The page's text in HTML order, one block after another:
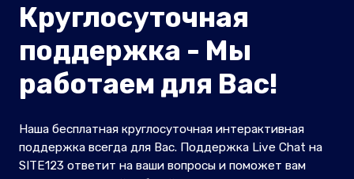
Круглосуточная
поддержка - Мы
работаем для Вас!
Наша бесплатная круглосуточная интерактивная
поддержка всегда для Вас. Поддержка Live Chat на
SITE123 ответит на ваши вопросы и поможет вам